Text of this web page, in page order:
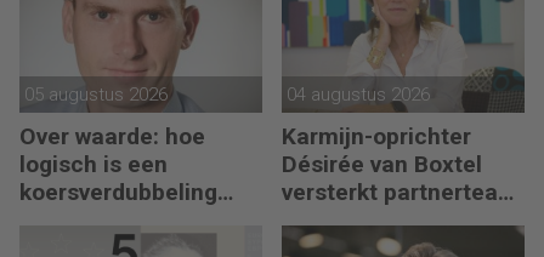
05 augustus 2026
Over waarde: hoe
logisch is een
koersverdubbeling
04 augustus 2026
Karmijn-oprichter
Désirée van Boxtel
versterkt partnerteam
CFO Capabel